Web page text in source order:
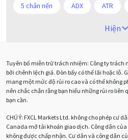
5 chân nến ADX ATR
Android
Bảng Anh Bảng lương phi
CHF COVI-19 COVID-19
Chuyên gia cố vấn Chuyên
Hiện
Tuyên bố miễn trừ trách nhiệm: Công ty trách
bởi chênh lệch giá. Đòn bẩy có thể lãi hoặc lỗ.
mang một mức độ rủi ro cao và có thể không
nên chắc chắn rằng bạn hiểu những rủi ro
bạn cần.
CHÚ Ý: FXCL Markets Ltd. không cho phép cư
Canada mở tài khoản giao dịch. Công dân
không được chấp nhận. Cư dân và công dân